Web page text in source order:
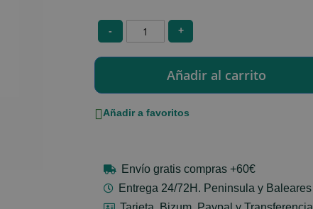
- +
Añadir a favoritos
Envío gratis compras +60€
Entrega 24/72H. Peninsula y Baleares